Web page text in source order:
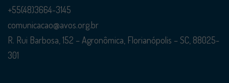
+55(48)3664-3145
comunicacao@avos.org.br
R. Rui Barbosa, 152 – Agronômica, Florianópolis – SC, 88025-
301